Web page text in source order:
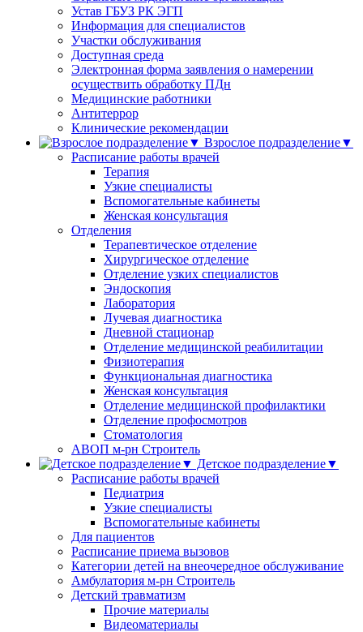
Устав ГБУЗ РК ЭГП
Информация для специалистов
Участки обслуживания
Доступная среда
Электронная форма заявления о намерении
осуществить обработку ПДн
Медицинские работники
Антитеррор
Клинические рекомендации
Взрослое подразделение▼
Расписание работы врачей
Терапия
Узкие специалисты
Вспомогательные кабинеты
Женская консультация
Отделения
Терапевтическое отделение
Хирургическое отделение
Отделение узких специалистов
Эндоскопия
Лаборатория
Лучевая диагностика
Дневной стационар
Отделение медицинской реабилитации
Физиотерапия
Функциональная диагностика
Женская консультация
Отделение медицинской профилактики
Отделение профосмотров
Стоматология
АВОП м-рн Строитель
Детское подразделение▼
Расписание работы врачей
Педиатрия
Узкие специалисты
Вспомогательные кабинеты
Для пациентов
Расписание приема вызовов
Категории детей на внеочередное обслуживание
Амбулатория м-рн Строитель
Детский травматизм
Прочие материалы
Видеоматериалы